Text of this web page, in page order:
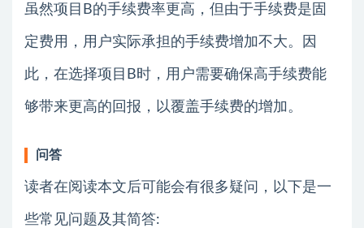
虽然项目B的手续费率更高，但由于手续费是固
定费用，用户实际承担的手续费增加不大。因
此，在选择项目B时，用户需要确保高手续费能
够带来更高的回报，以覆盖手续费的增加。
问答
读者在阅读本文后可能会有很多疑问，以下是一
些常见问题及其简答: